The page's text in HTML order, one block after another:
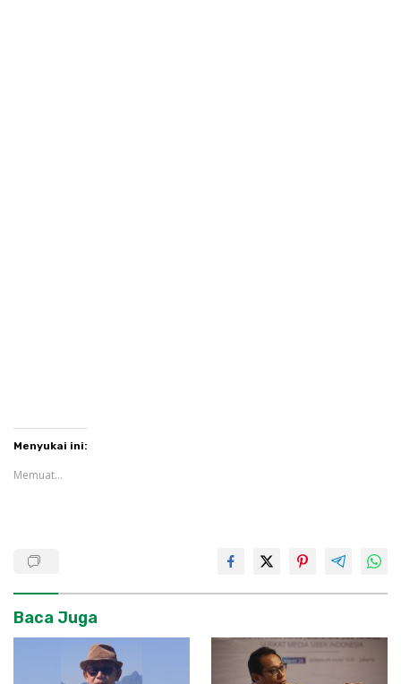
Menyukai ini:
Memuat...
Baca Juga